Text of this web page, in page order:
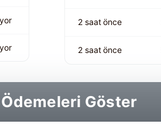
2 saat önce
2 saat önce
Ödemeleri Göster